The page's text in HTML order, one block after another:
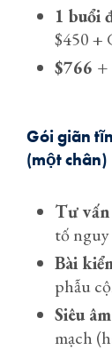
1 buổi
$450 +
$766
Gói giãn
(một chân)
Tư
tố
Bài
phẫu
Siêu
mạch